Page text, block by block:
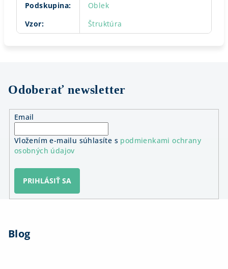
Podskupina:
Oblek
Vzor: Štruktúra
Odoberať newsletter
Email
Vložením e-mailu súhlasíte s podmienkami ochrany
osobných údajov
PRIHLÁSIŤ SA
Blog